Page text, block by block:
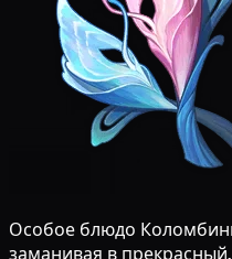
Особое блюдо
заманивая в